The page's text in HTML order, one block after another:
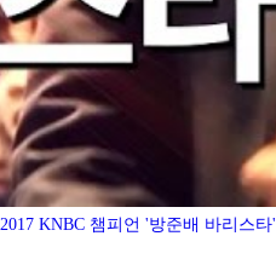
2017 KNBC 챔피언 '방준배 바리스타'